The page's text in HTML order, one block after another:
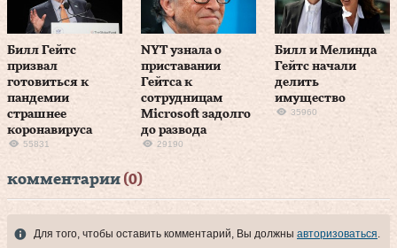
Билл Гейтс
призвал
готовиться к
пандемии
страшнее
коронавируса
55831
NYT узнала о
приставании
Гейтса к
сотрудницам
Microsoft задолго
до развода
29190
Билл и Мелинда
Гейтс начали
делить
имущество
35960
комментарии (0)
Для того, чтобы оставить комментарий, Вы должны авторизоваться.